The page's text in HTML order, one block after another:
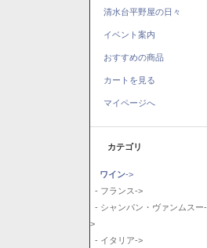
清水台平野屋の日々
イベント案内
おすすめの商品
カートを見る
マイページへ
カテゴリ
ワイン->
- フランス->
- シャンパン・ヴァンムスー-
>
- イタリア->